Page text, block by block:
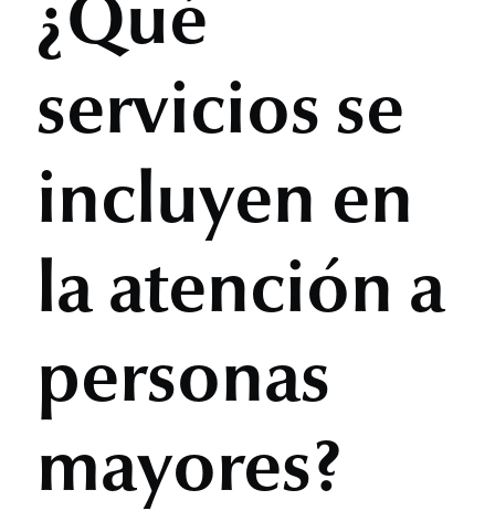
servicios se
incluyen en
la atención a
personas
mayores?